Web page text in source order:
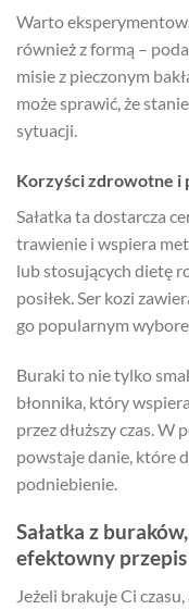
Warto
również z formą –
misie z pieczonym
może sprawić, że
sytuacji.
Korzyści zdrowotne i
Sałatka ta dostarcza
trawienie i wspiera
lub stosujących dietę
posiłek. Ser kozi
go popularnym
Buraki to nie tylko
błonnika, który
przez dłuższy czas. W
powstaje danie, które
podniebienie.
Sałatka z
efektowny przepis
Jeżeli brakuje Ci